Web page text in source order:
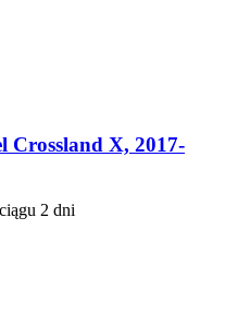
Crossland X, 2017-
2 dni